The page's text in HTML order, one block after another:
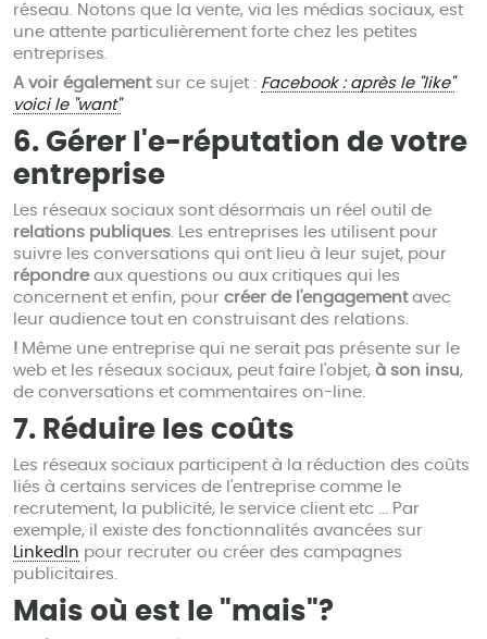
réseau. Notons que la vente, via les médias sociaux, est
une attente particulièrement forte chez les petites
entreprises.
A voir égalementsur ce sujet : Facebook : après le "like"
voici le "want"
6. Gérer l'e-réputation de votre
entreprise
Les réseaux sociaux sont désormais un réel outil de
relations publiques . Les entreprises les utilisent pour
suivre les conversations qui ont lieu à leur sujet, pour
répondreaux questions ou aux critiques qui les
concernent et enfin, pour créer de l'engagementavec
leur audience tout en construisant des relations.
! Même une entreprise qui ne serait pas présente sur le
web et les réseaux sociaux, peut faire l'objet, à son insu,
de conversations et commentaires on-line.
7. Réduire les coûts
Les réseaux sociaux participent à la réduction des coûts
liés à certains services de l'entreprise comme le
recrutement, la publicité, le service client etc ... Par
exemple, il existe des fonctionnalités avancées sur
LinkedIn pour recruter ou créer des campagnes
publicitaires.
Mais où est le "mais"?